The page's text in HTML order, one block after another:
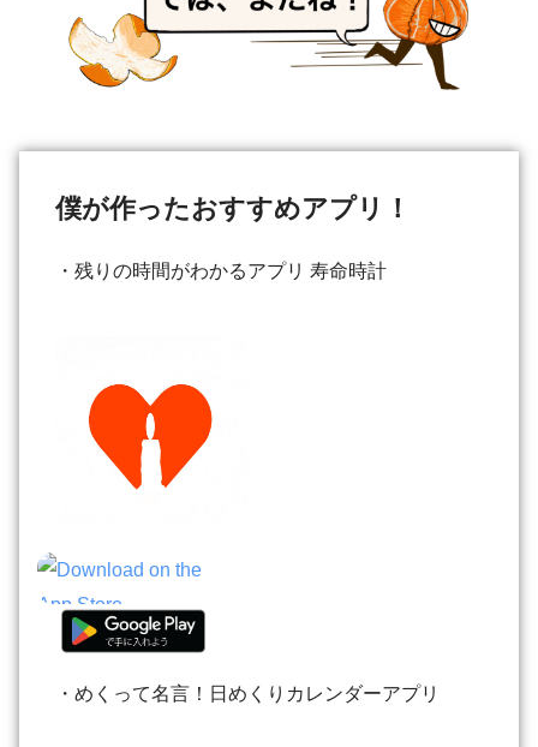
僕が作ったおすすめアプリ！
・残りの時間がわかるアプリ 寿命時計
・めくって名言！日めくりカレンダーアプリ